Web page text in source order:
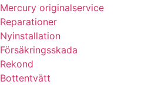
Mercury originalservice
Reparationer
Nyinstallation
Försäkringsskada
Rekond
Bottentvätt